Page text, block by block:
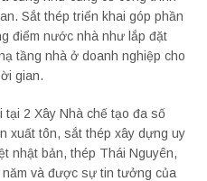
Sắt thép triển khai góp phần
điểm nước nhà như lắp đặt
tầng nhà ở doanh nghiệp cho
gian.
tại 2 Xây Nhà chế tạo đa số
xuất tôn, sắt thép xây dựng uy
nhật bản, thép Thái Nguyên,
và được sự tin tưởng của